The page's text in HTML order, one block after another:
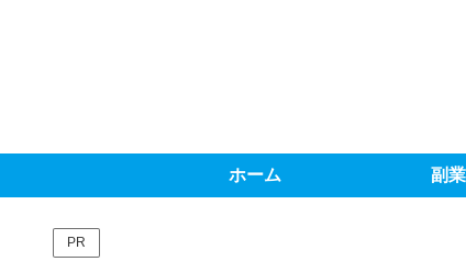
ホーム 副業
PR